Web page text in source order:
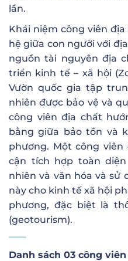
lần.
Khái niệm công viên
hệ giữa con người với
nguồn tài nguyên địa
triển kinh tế – xã hội
Vườn quốc gia tập
nhiên được bảo vệ và
công viên địa chất
bằng giữa bảo tồn và
phương. Một công
cận tích hợp toàn
nhiên và văn hóa và sử
này cho kinh tế xã hội
phương, đặc biệt là
(geotourism).
Danh sách 03 công